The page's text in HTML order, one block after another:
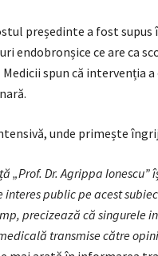
președinte a fost supus
endobronșice ce are ca
spun că intervenția
unde primește
„Prof. Dr. Agrippa
public pe acest
precizează că singurele
transmise către